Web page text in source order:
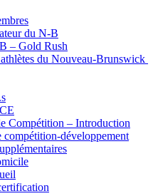
du N-B
– Gold Rush
du Nouveau-Brunswick
Compétition – Introduction
compétition-développement